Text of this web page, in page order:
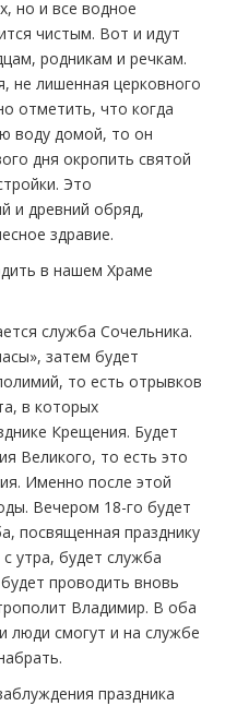
но и все водное
чистым. Вот и идут
родникам и речкам.
не лишенная церковного
отметить, что когда
воду домой, то он
дня окропить святой
Это
и древний обряд,
здравие.
в нашем Храме
служба Сочельника.
затем будет
то есть отрывков
в которых
Крещения. Будет
Великого, то есть это
Именно после этой
Вечером 18-го будет
посвященная празднику
утра, будет служба
проводить вновь
Владимир. В оба
люди смогут и на службе
праздника